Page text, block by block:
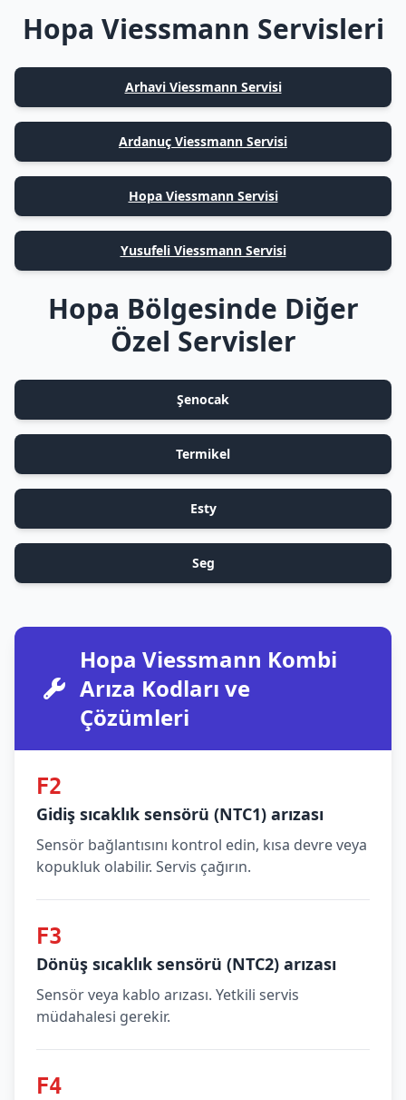
Hopa Viessmann Servisleri
Arhavi Viessmann Servisi
Ardanuç Viessmann Servisi
Hopa Viessmann Servisi
Yusufeli Viessmann Servisi
Hopa Bölgesinde Diğer
Özel Servisler
Şenocak
Termikel
Esty
Seg
Hopa Viessmann Kombi
Arıza Kodları ve
Çözümleri
F2
Gidiş sıcaklık sensörü (NTC1) arızası
Sensör bağlantısını kontrol edin, kısa devre veya
kopukluk olabilir. Servis çağırın.
F3
Dönüş sıcaklık sensörü (NTC2) arızası
Sensör veya kablo arızası. Yetkili servis
müdahalesi gerekir.
F4